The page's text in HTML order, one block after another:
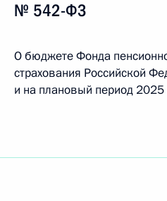
№ 542-ФЗ
О бюджете Фонда
страхования Российской
и на плановый период